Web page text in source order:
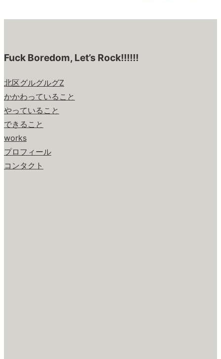
Fuck Boredom, Let’s Rock!!!!!!
北区グルグルグZ
かかわっていること
やっていること
できること
works
プロフィール
コンタクト